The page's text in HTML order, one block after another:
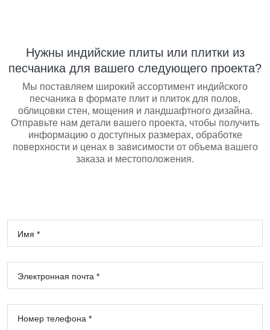
Нужны индийские плиты или плитки из
песчаника для вашего следующего проекта?
Мы поставляем широкий ассортимент индийского
песчаника в формате плит и плиток для полов,
облицовки стен, мощения и ландшафтного дизайна.
Отправьте нам детали вашего проекта, чтобы получить
информацию о доступных размерах, обработке
поверхности и ценах в зависимости от объема вашего
заказа и местоположения.
Имя *
Электронная почта *
Номер телефона *